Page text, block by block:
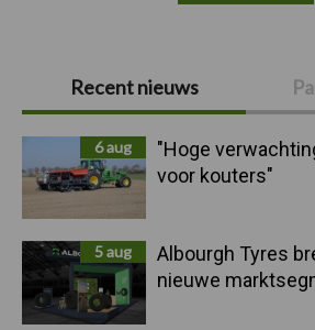
Primaire
Sidebar
Recent nieuws
6 aug
"Hoge
voor kouters"
5 aug
Albourgh Tyres
nieuwe